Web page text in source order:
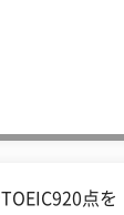
点を